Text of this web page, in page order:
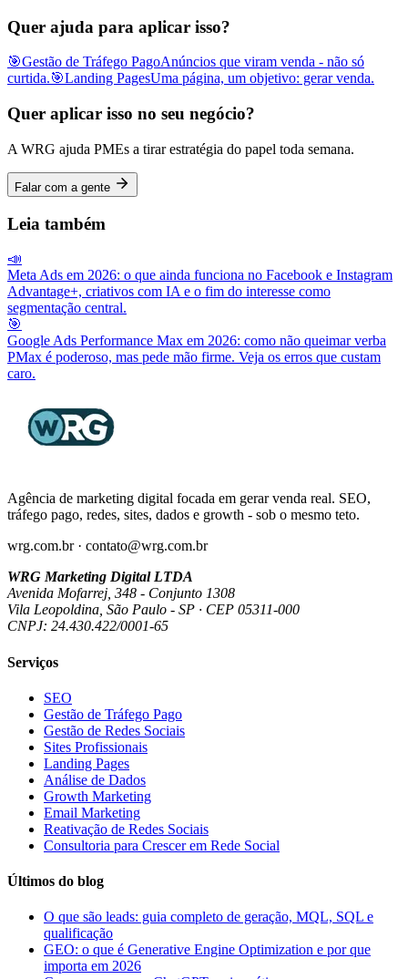
Quer ajuda para aplicar isso?
🎯Gestão de Tráfego PagoAnúncios que viram venda - não só
curtida.🎯Landing PagesUma página, um objetivo: gerar venda.
Quer aplicar isso no seu negócio?
A WRG ajuda PMEs a tirar estratégia do papel toda semana.
Falar com a gente
Leia também
📣
Meta Ads em 2026: o que ainda funciona no Facebook e Instagram
Advantage+, criativos com IA e o fim do interesse como
segmentação central.
🎯
Google Ads Performance Max em 2026: como não queimar verba
PMax é poderoso, mas pede mão firme. Veja os erros que custam
caro.
Agência de marketing digital focada em gerar venda real. SEO,
tráfego pago, redes, sites, dados e growth - sob o mesmo teto.
wrg.com.br · contato@wrg.com.br
WRG Marketing Digital LTDA
Avenida Mofarrej, 348 - Conjunto 1308
Vila Leopoldina, São Paulo - SP · CEP 05311-000
CNPJ: 24.430.422/0001-65
Serviços
SEO
Gestão de Tráfego Pago
Gestão de Redes Sociais
Sites Profissionais
Landing Pages
Análise de Dados
Growth Marketing
Email Marketing
Reativação de Redes Sociais
Consultoria para Crescer em Rede Social
Últimos do blog
O que são leads: guia completo de geração, MQL, SQL e
qualificação
GEO: o que é Generative Engine Optimization e por que
importa em 2026